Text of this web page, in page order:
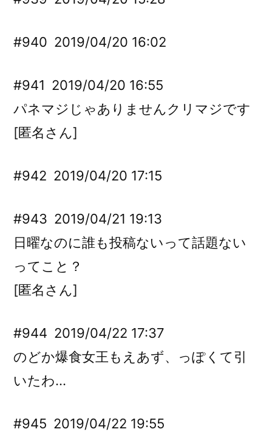
#940 2019/04/20 16:02
#941 2019/04/20 16:55
パネマジじゃありませんクリマジです
[匿名さん]
#942 2019/04/20 17:15
#943 2019/04/21 19:13
日曜なのに誰も投稿ないって話題ない
ってこと？
[匿名さん]
#944 2019/04/22 17:37
のどか爆食女王もえあず、っぽくて引
いたわ…
#945 2019/04/22 19:55